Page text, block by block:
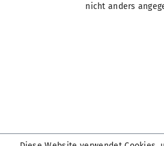
nicht anders